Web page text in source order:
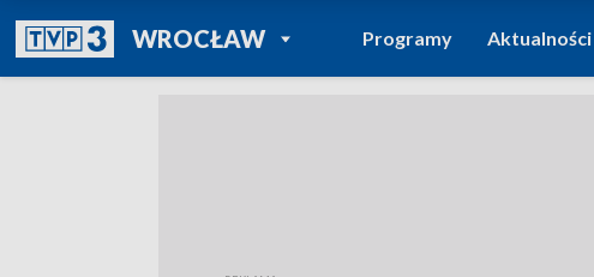
WROCŁAWPOWRÓT DO
TVP REGIONY
Programy Aktualności